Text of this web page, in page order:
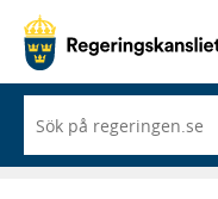
du
börjar
skriva